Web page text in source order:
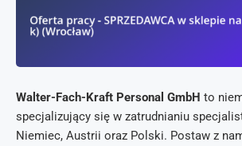
Walter-Fach-Kraft Personal GmbH to
specjalizujący się w zatrudnianiu
Niemiec, Austrii oraz Polski. Postaw z